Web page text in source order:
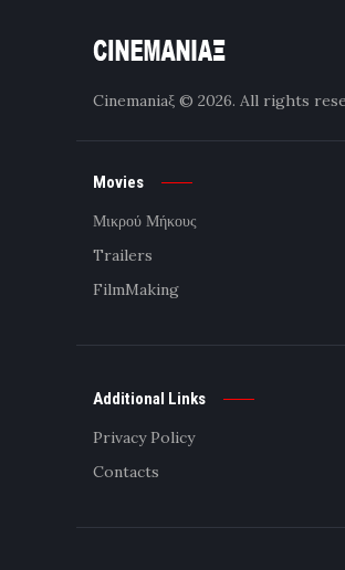
Cinemaniaξ © 2026. All rights
Movies
Μικρού Μήκους
Trailers
FilmMaking
Additional Links
Privacy Policy
Contacts